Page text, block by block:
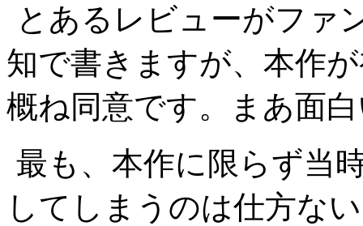
とあるレビューがファ
知で書きますが、本作
概ね同意です。まあ面
最も、本作に限らず当
してしまうのは仕方な